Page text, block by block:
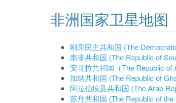
非洲国家卫星地图
刚果民主共和国 (The
南非共和国 (The Republic of
安哥拉共和国（The Republic of
加纳共和国 (The Republic of
阿拉伯埃及共和国 (The Arab
苏丹共和国 (The Republic of the